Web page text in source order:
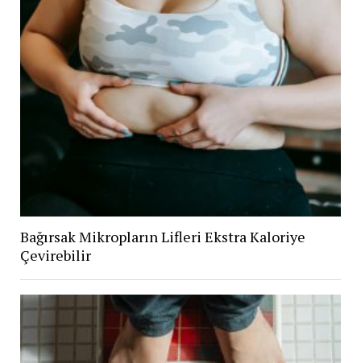
Bağırsak Mikropların Lifleri Ekstra Kaloriye
Çevirebilir